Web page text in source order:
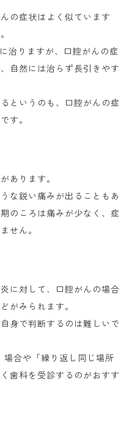
の症状はよく似ています
治りますが、口腔がんの症
自然には治らず長引きやす
というのも、口腔がんの症
す。
あります。
な鋭い痛みが出ることもあ
のころは痛みが少なく、症
せん。
に対して、口腔がんの場合
がみられます。
身で判断するのは難しいで
場合や「繰り返し同じ場所
歯科を受診するのがおすす